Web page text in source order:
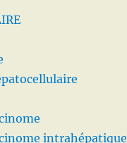
intrahépatique